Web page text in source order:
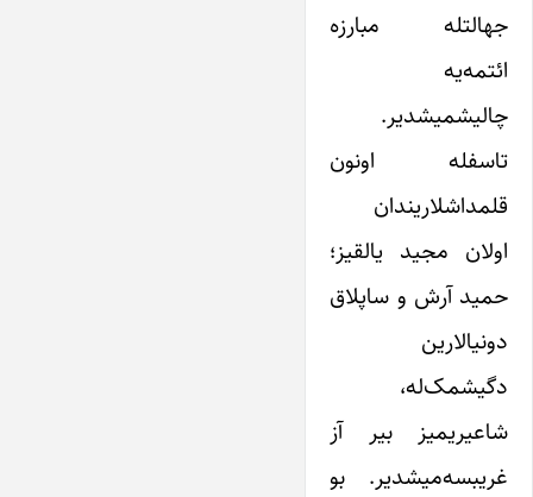
جهالتله مبارزه
ائتمه‌یه
چالیشمیشدیر.
تاسفله اونون
قلمداشلاریندان
اولان مجید یالقیز؛
حمید آرش و ساپلاق
دونیالارین
دگیشمک‌له،
شاعیریمیز بیر آز
غریبسه‌میشدیر. بو